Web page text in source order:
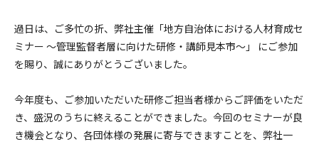
過日は、ご多忙の折、弊社主催「地方自治体における人材育成セ
ミナー ～管理監督者層に向けた研修・講師見本市～」 にご参加
を賜り、誠にありがとうございました。
今年度も、ご参加いただいた研修ご担当者様からご評価をいただ
き、盛況のうちに終えることができました。今回のセミナーが良
き機会となり、各団体様の発展に寄与できますことを、弊社一